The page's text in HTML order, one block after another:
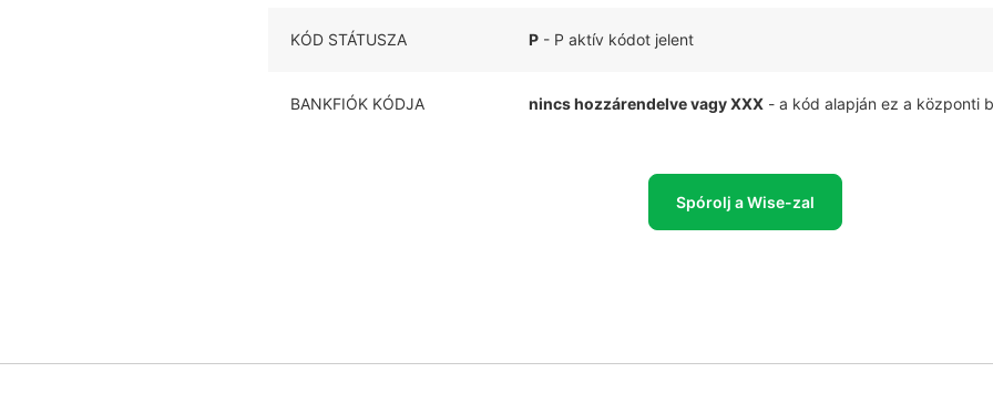
KÓD STÁTUSZA P - P aktív kódot jelent
BANKFIÓK KÓDJA nincs hozzárendelve vagy XXX - a kód alapján ez a központi
Spórolj a Wise-zal